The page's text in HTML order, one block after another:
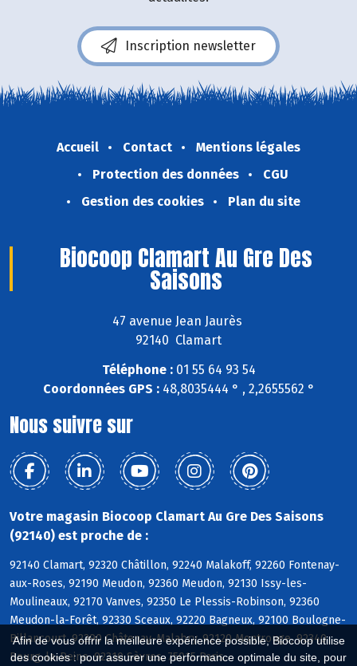
Afin de vous offrir la meilleure expérience possible, Biocoop utilise
des cookies : pour assurer une performance optimale du site, pour
Inscription newsletter
Accueil Contact
Mentions légales
Protection des données
CGU
Gestion des cookies
Plan du site
Biocoop Clamart Au Gre Des
Saisons
47 avenue Jean Jaurès
92140 Clamart
Téléphone :01 55 64 93 54
Coordonnées GPS :48,8035444 ° , 2,2655562 °
Nous suivre sur
Votre magasin Biocoop Clamart Au Gre Des Saisons
(92140) est proche de :
92140 Clamart, 92320 Châtillon, 92240 Malakoff, 92260 Fontenay-
aux-Roses, 92190 Meudon, 92360 Meudon, 92130 Issy-les-
Moulineaux, 92170 Vanves, 92350 Le Plessis-Robinson, 92360
Meudon-la-Forêt, 92330 Sceaux, 92220 Bagneux, 92100 Boulogne-
Billancourt, 92290 Châtenay-Malabry, 92120 Montrouge, 92340
Bourg-la-Reine, 92310 Sèvres, 75015 Paris